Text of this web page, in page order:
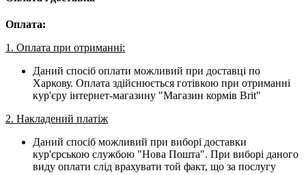
Оплата:
1. Оплата при отриманні:
Даний спосіб оплати можливий при доставці по
Харкову. Оплата здійснюється готівкою при отриманні
кур'єру інтернет-магазину "Магазин кормів Brit"
2. Накладений платіж
Даний спосіб можливий при виборі доставки
кур'єрською службою "Нова Пошта". При виборі даного
виду оплати слід врахувати той факт, що за послугу